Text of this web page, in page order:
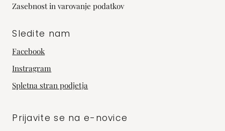
Zasebnost in varovanje podatkov
Sledite nam
Facebook
Instragram
Spletna stran podjetja
Prijavite se na e-novice